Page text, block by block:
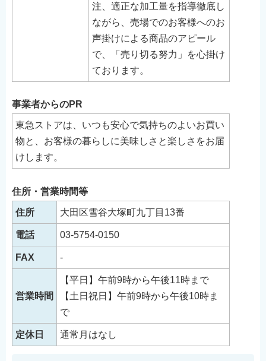
注、適正な加工量を指導徹底し
ながら、売場でのお客様へのお
声掛けによる商品のアピール
で、「売り切る努力」を心掛け
ております。
事業者からのPR
東急ストアは、いつも安心で気持ちのよいお買い
物と、お客様の暮らしに美味しさと楽しさをお届
けします。
住所・営業時間等
住所 大田区雪谷大塚町九丁目13番
電話 03-5754-0150
FAX -
営業時間
【平日】午前9時から午後11時まで
【土日祝日】午前9時から午後10時ま
で
定休日 通常月はなし
नेपाली
Filipino